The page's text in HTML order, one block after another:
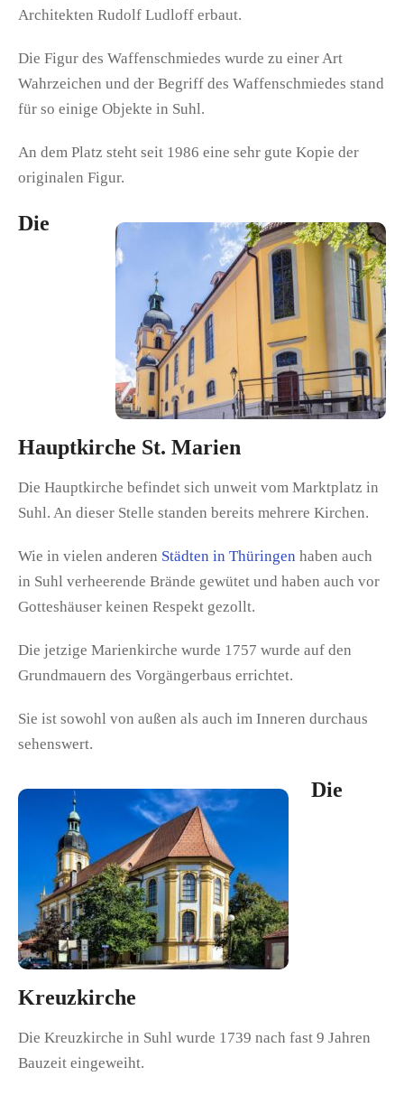
Architekten Rudolf Ludloff erbaut.
Die Figur des Waffenschmiedes wurde zu einer Art
Wahrzeichen und der Begriff des Waffenschmiedes stand
für so einige Objekte in Suhl.
An dem Platz steht seit 1986 eine sehr gute Kopie der
originalen Figur.
Die
Hauptkirche St. Marien
Die Hauptkirche befindet sich unweit vom Marktplatz in
Suhl. An dieser Stelle standen bereits mehrere Kirchen.
Wie in vielen anderen Städten in Thüringen haben auch
in Suhl verheerende Brände gewütet und haben auch vor
Gotteshäuser keinen Respekt gezollt.
Die jetzige Marienkirche wurde 1757 wurde auf den
Grundmauern des Vorgängerbaus errichtet.
Sie ist sowohl von außen als auch im Inneren durchaus
sehenswert.
Die
Kreuzkirche
Die Kreuzkirche in Suhl wurde 1739 nach fast 9 Jahren
Bauzeit eingeweiht.